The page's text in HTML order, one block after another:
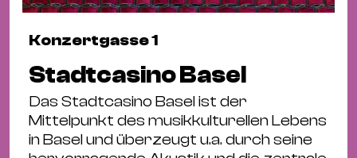
Konzertgasse 1
Stadtcasino Basel
Das Stadtcasino Basel ist der
Mittelpunkt des musikkulturellen Lebens
in Basel und überzeugt u.a. durch seine